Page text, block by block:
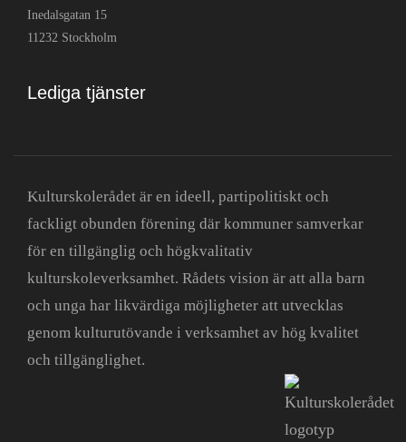
Inedalsgatan 15
11232 Stockholm
Lediga tjänster
Kulturskolerådet är en ideell, partipolitiskt och
fackligt obunden förening där kommuner samverkar
för en tillgänglig och högkvalitativ
kulturskoleverksamhet. Rådets vision är att alla barn
och unga har likvärdiga möjligheter att utvecklas
genom kulturutövande i verksamhet av hög kvalitet
och tillgänglighet.